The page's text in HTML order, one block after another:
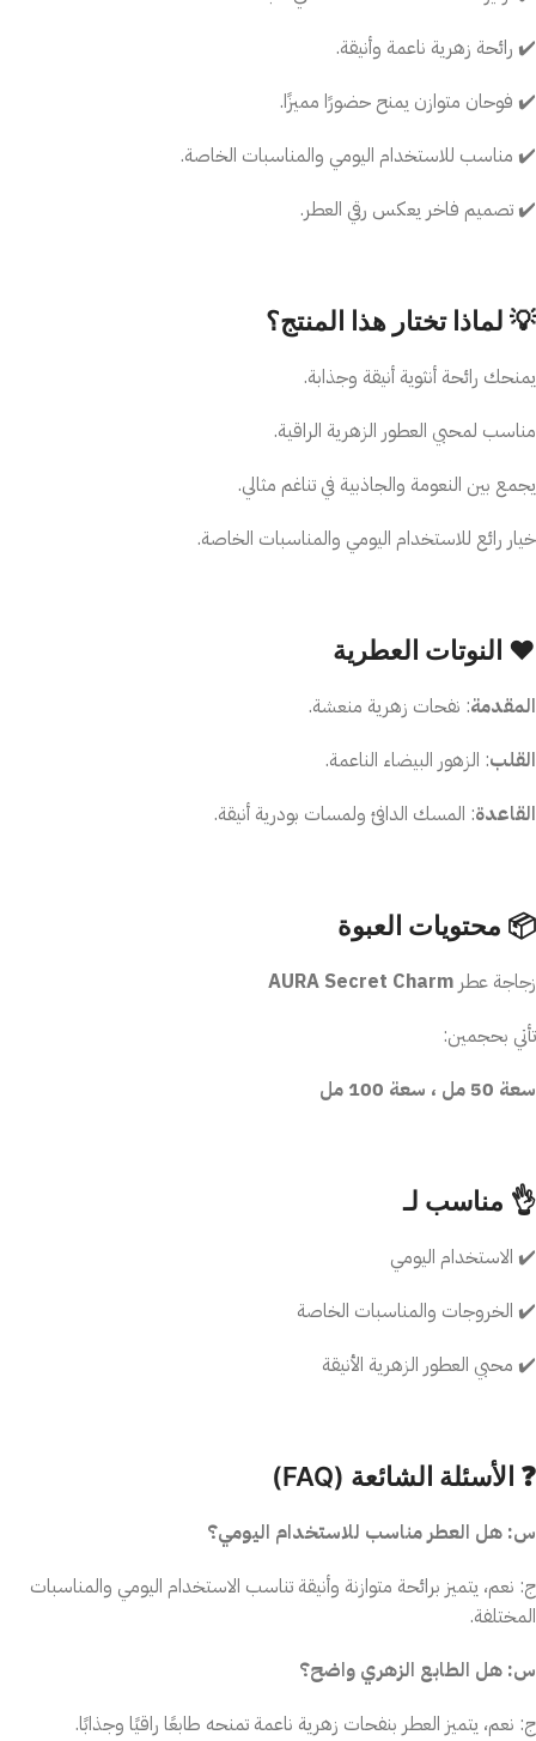
✔️ رائحة زهرية ناعمة وأنيقة.
✔️ فوحان متوازن يمنح حضورًا مميزًا.
✔️ مناسب للاستخدام اليومي والمناسبات الخاصة.
✔️ تصميم فاخر يعكس رقي العطر.
💡 لماذا تختار هذا المنتج؟
يمنحك رائحة أنثوية أنيقة وجذابة.
مناسب لمحبي العطور الزهرية الراقية.
يجمع بين النعومة والجاذبية في تناغم مثالي.
خيار رائع للاستخدام اليومي والمناسبات الخاصة.
❤️ النوتات العطرية
المقدمة: نفحات زهرية منعشة.
القلب: الزهور البيضاء الناعمة.
القاعدة: المسك الدافئ ولمسات بودرية أنيقة.
📦 محتويات العبوة
زجاجة عطر AURA Secret Charm
تأتي بحجمين:
سعة 50 مل ، سعة 100 مل
👌 مناسب لـ
✔️ الاستخدام اليومي
✔️ الخروجات والمناسبات الخاصة
✔️ محبي العطور الزهرية الأنيقة
❓ الأسئلة الشائعة (FAQ)
س: هل العطر مناسب للاستخدام اليومي؟
ج: نعم، يتميز برائحة متوازنة وأنيقة تناسب الاستخدام اليومي والمناسبات
المختلفة.
س: هل الطابع الزهري واضح؟
ج: نعم، يتميز العطر بنفحات زهرية ناعمة تمنحه طابعًا راقيًا وجذابًا.